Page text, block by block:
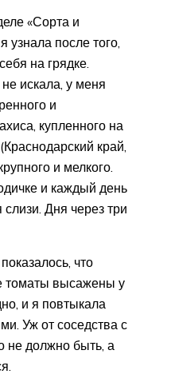
«Сорта и
после того,
на грядке.
искала, у меня
и
купленного на
край,
и мелкого.
и каждый день
Дня через три
что
томаты высажены у
и я повтыкала
Уж от соседства с
не должно быть, а